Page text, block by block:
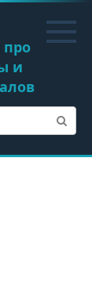
про
и